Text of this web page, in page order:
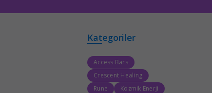
Kategoriler
Access Bars
Crescent Healing
Rune
Kozmik Enerji